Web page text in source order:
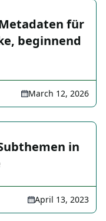
für
beginnend
March 12, 2026
in
April 13, 2023